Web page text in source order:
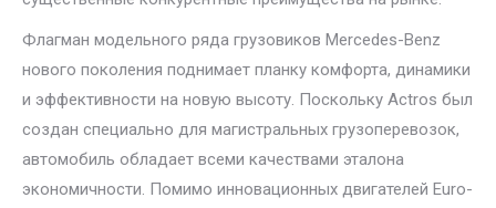
Флагман модельного ряда грузовиков Mercedes-Benz
нового поколения поднимает планку комфорта, динамики
и эффективности на новую высоту. Поскольку Actros был
создан специально для магистральных грузоперевозок,
автомобиль обладает всеми качествами эталона
экономичности. Помимо инновационных двигателей Euro-